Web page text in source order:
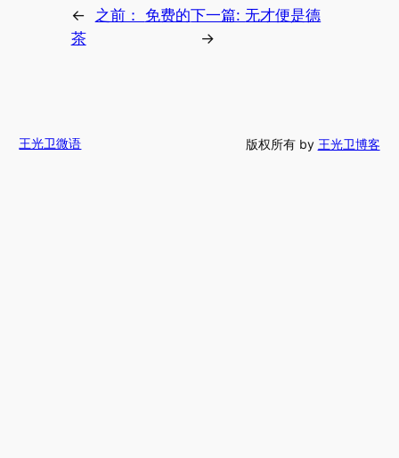
← 之前： 免费的
茶
下一篇:无才便是德
→
王光卫微语 版权所有 by 王光卫博客